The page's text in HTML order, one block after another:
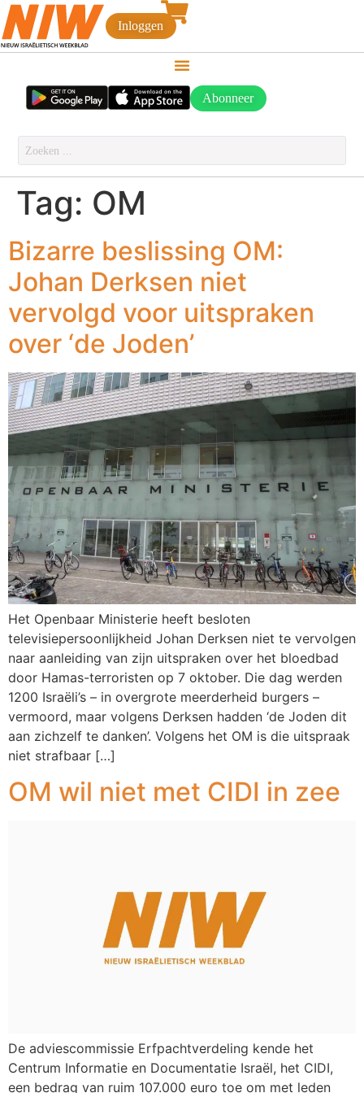
Inloggen
Abonneer
Tag: OM
Bizarre beslissing OM:
Johan Derksen niet
vervolgd voor uitspraken
over ‘de Joden’
Het Openbaar Ministerie heeft besloten
televisiepersoonlijkheid Johan Derksen niet te vervolgen
naar aanleiding van zijn uitspraken over het bloedbad
door Hamas-terroristen op 7 oktober. Die dag werden
1200 Israëli’s – in overgrote meerderheid burgers –
vermoord, maar volgens Derksen hadden ‘de Joden dit
aan zichzelf te danken’. Volgens het OM is die uitspraak
niet strafbaar […]
OM wil niet met CIDI in zee
De adviescommissie Erfpachtverdeling kende het
Centrum Informatie en Documentatie Israël, het CIDI,
een bedrag van ruim 107.000 euro toe om met leden